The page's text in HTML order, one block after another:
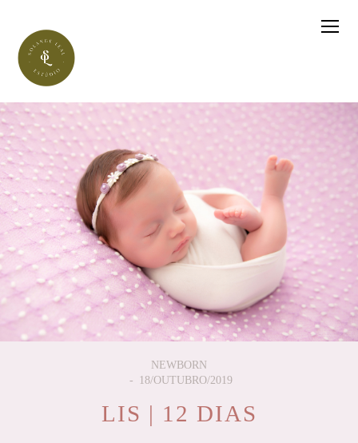
NEWBORN
18/OUTUBRO/2019
LIS | 12 DIAS